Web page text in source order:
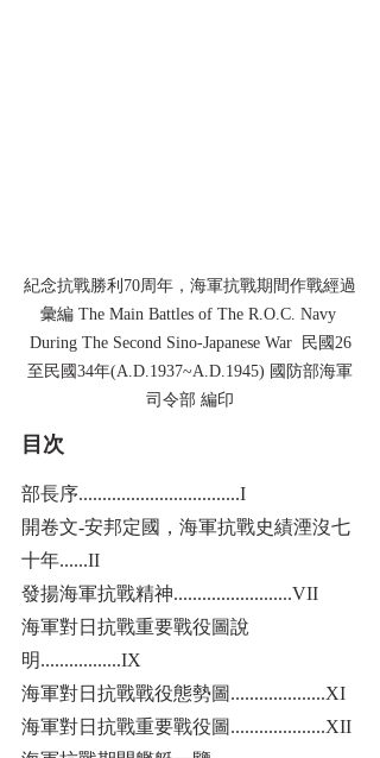
紀念抗戰勝利70周年，海軍抗戰期間作戰經過
彙編 The Main Battles of The R.O.C. Navy
During The Second Sino-Japanese War  民國26
至民國34年(A.D.1937~A.D.1945) 國防部海軍
司令部 編印
目次
部長序..................................I
開卷文-安邦定國，海軍抗戰史績湮沒七
十年......II
發揚海軍抗戰精神.........................VII
海軍對日抗戰重要戰役圖說
明.................IX
海軍對日抗戰戰役態勢圖....................XI
海軍對日抗戰重要戰役圖....................XII